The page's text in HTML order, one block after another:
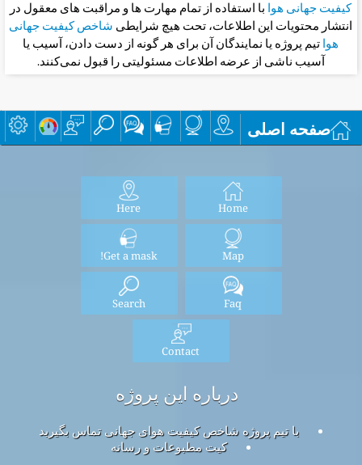
کیفیت جهانی هوابا استفاده از تمام مهارت ها و مراقبت های معقول در
انتشار محتویات این اطلاعات، تحت هیچ شرایطیشاخص کیفیت جهانی
هواتیم پروژه یا نمایندگان آن برای هر گونه از دست دادن، آسیب یا
آسیب ناشی از عرضه اطلاعات مسئولیتی را قبول نمی‌کنند.
صفحه اصلی
Home
Here
Map
Get a mask!
Faq
Search
Contact
درباره این پروژه
با تیم پروژه شاخص کیفیت هوای جهانی تماس بگیرید
کیت مطبوعات و رسانه